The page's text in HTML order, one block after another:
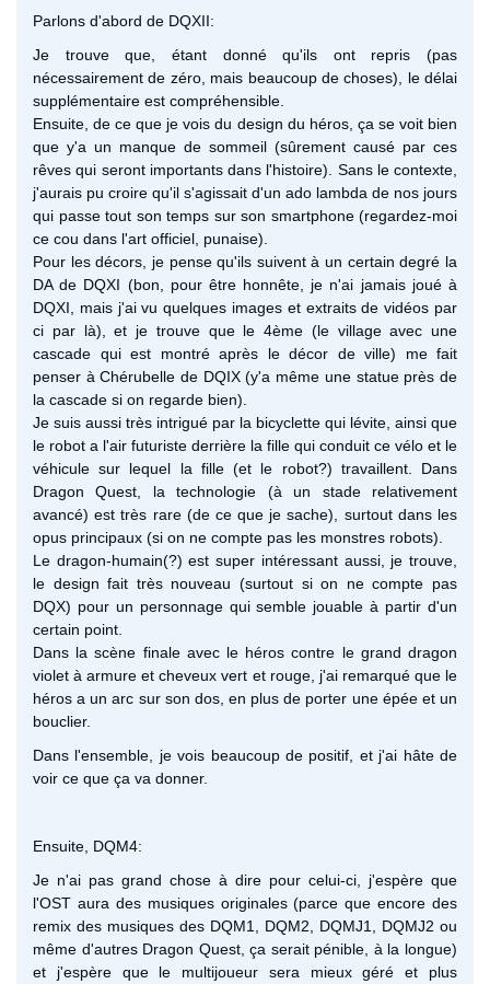
Parlons d'abord de DQXII:
Je trouve que, étant donné qu'ils ont repris (pas
nécessairement de zéro, mais beaucoup de choses), le délai
supplémentaire est compréhensible.
Ensuite, de ce que je vois du design du héros, ça se voit bien
que y'a un manque de sommeil (sûrement causé par ces
rêves qui seront importants dans l'histoire). Sans le contexte,
j'aurais pu croire qu'il s'agissait d'un ado lambda de nos jours
qui passe tout son temps sur son smartphone (regardez-moi
ce cou dans l'art officiel, punaise).
Pour les décors, je pense qu'ils suivent à un certain degré la
DA de DQXI (bon, pour être honnête, je n'ai jamais joué à
DQXI, mais j'ai vu quelques images et extraits de vidéos par
ci par là), et je trouve que le 4ème (le village avec une
cascade qui est montré après le décor de ville) me fait
penser à Chérubelle de DQIX (y'a même une statue près de
la cascade si on regarde bien).
Je suis aussi très intrigué par la bicyclette qui lévite, ainsi que
le robot a l'air futuriste derrière la fille qui conduit ce vélo et le
véhicule sur lequel la fille (et le robot?) travaillent. Dans
Dragon Quest, la technologie (à un stade relativement
avancé) est très rare (de ce que je sache), surtout dans les
opus principaux (si on ne compte pas les monstres robots).
Le dragon-humain(?) est super intéressant aussi, je trouve,
le design fait très nouveau (surtout si on ne compte pas
DQX) pour un personnage qui semble jouable à partir d'un
certain point.
Dans la scène finale avec le héros contre le grand dragon
violet à armure et cheveux vert et rouge, j'ai remarqué que le
héros a un arc sur son dos, en plus de porter une épée et un
bouclier.
Dans l'ensemble, je vois beaucoup de positif, et j'ai hâte de
voir ce que ça va donner.
Ensuite, DQM4:
Je n'ai pas grand chose à dire pour celui-ci, j'espère que
l'OST aura des musiques originales (parce que encore des
remix des musiques des DQM1, DQM2, DQMJ1, DQMJ2 ou
même d'autres Dragon Quest, ça serait pénible, à la longue)
et j'espère que le multijoueur sera mieux géré et plus